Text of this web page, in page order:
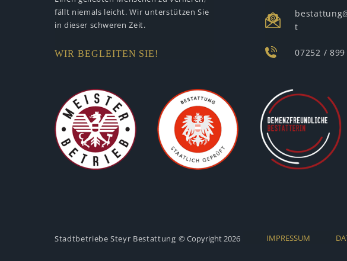
fällt niemals leicht. Wir unterstützen Sie
in dieser schweren Zeit.
WIR BEGLEITEN SIE!
t
07252 / 899
Stadtbetriebe Steyr Bestattung © Copyright 2026 IMPRESSUM